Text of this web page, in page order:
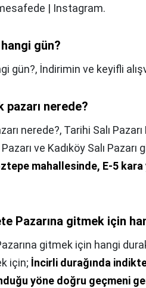
| Instagram.
gün?
gün?, İndirimin ve keyifli
pazarı nerede?
nerede?, Tarihi Salı
ve Kadıköy Salı Pazarı
mahallesinde, E-5
Pazarına gitmek için
gitmek için hangi
için; İncirli durağında
yöne doğru geçmeni